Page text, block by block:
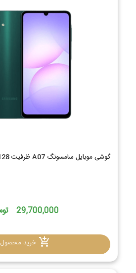
گوشی موبایل سامسونگ A07 ظرفیت 128 رم 6 گیگابایت
29,700,000 تومان
خرید محصول